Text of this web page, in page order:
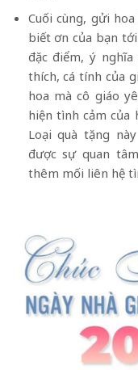
Cuối cùng, gửi
biết ơn của bạn
đặc điểm, ý
thích, cá tính của
hoa mà cô giáo
hiện tình cảm của
Loại quà tặng
được sự quan
thêm mối liên hệ